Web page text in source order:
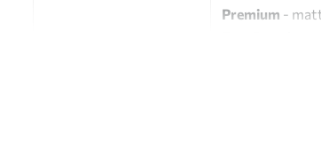
Premium -